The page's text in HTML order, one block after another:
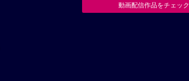
動画配信作品をチェック